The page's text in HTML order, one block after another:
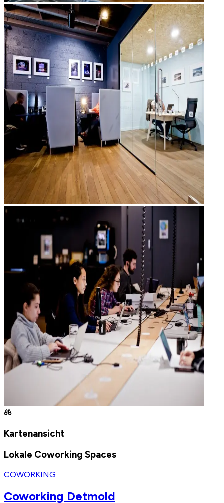
Kartenansicht
Lokale Coworking Spaces
COWORKING
Coworking Detmold